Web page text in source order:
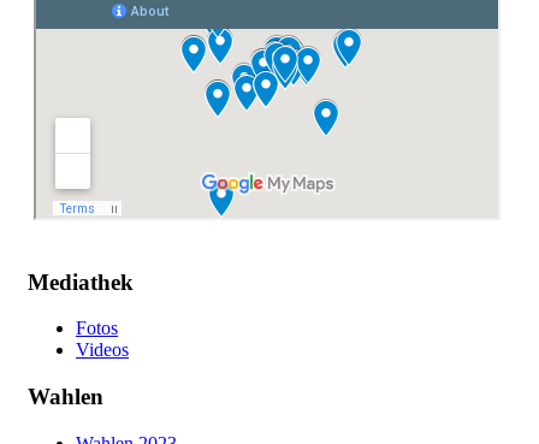
Mediathek
Fotos
Videos
Wahlen